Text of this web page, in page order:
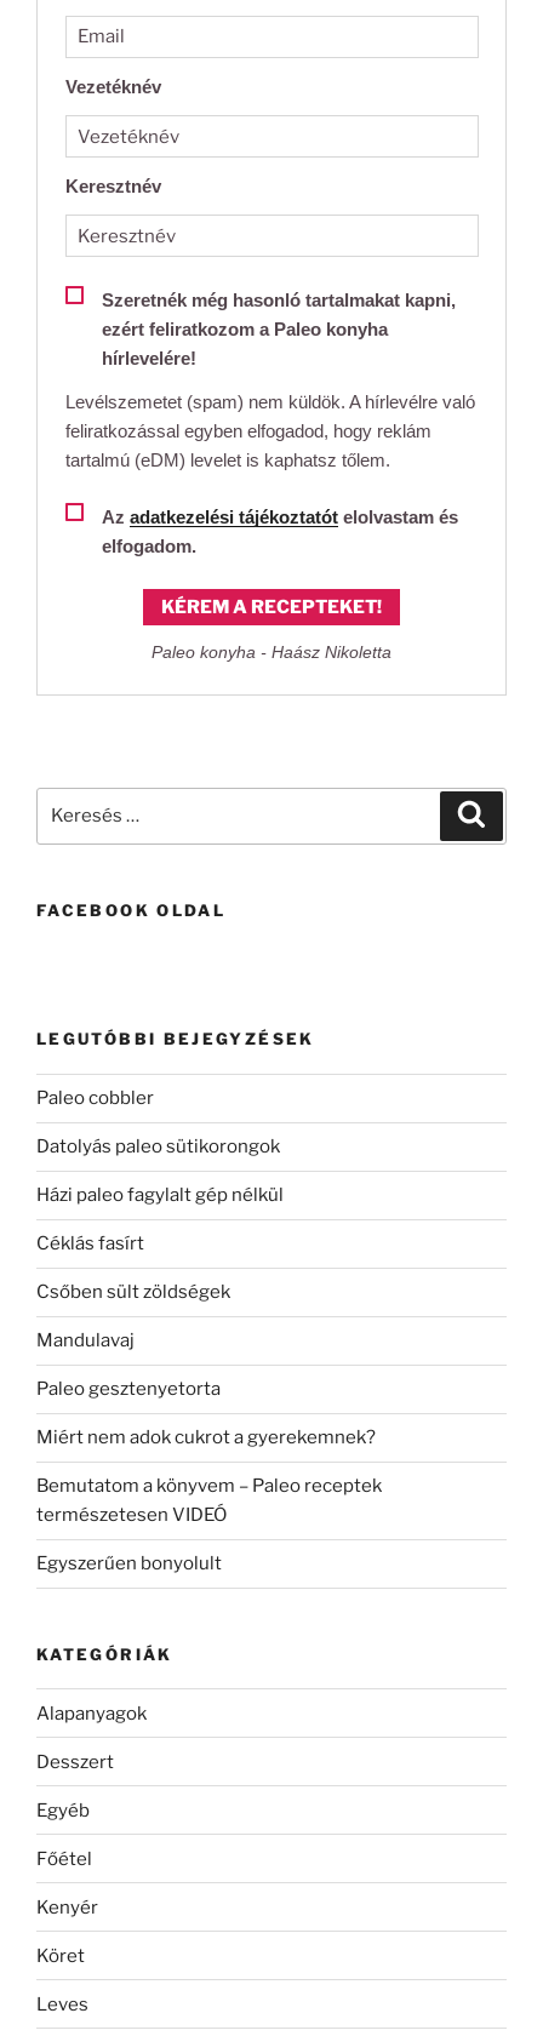
Vezetéknév
Keresztnév
Szeretnék még hasonló tartalmakat kapni,
ezért feliratkozom a Paleo konyha
hírlevelére!
Levélszemetet (spam) nem küldök. A hírlevélre való
feliratkozással egyben elfogadod, hogy reklám
tartalmú (eDM) levelet is kaphatsz tőlem.
Az adatkezelési tájékoztatótelolvastam és
elfogadom.
KÉREM A RECEPTEKET!
Paleo konyha - Haász Nikoletta
FACEBOOK OLDAL
LEGUTÓBBI BEJEGYZÉSEK
Paleo cobbler
Datolyás paleo sütikorongok
Házi paleo fagylalt gép nélkül
Céklás fasírt
Csőben sült zöldségek
Mandulavaj
Paleo gesztenyetorta
Miért nem adok cukrot a gyerekemnek?
Bemutatom a könyvem – Paleo receptek
természetesen VIDEÓ
Egyszerűen bonyolult
KATEGÓRIÁK
Alapanyagok
Desszert
Egyéb
Főétel
Kenyér
Köret
Leves